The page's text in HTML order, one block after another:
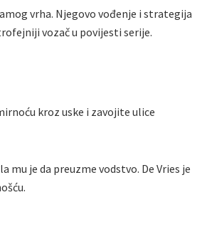
vrha. Njegovo vođenje i strategija
vozač u povijesti serije.
kroz uske i zavojite ulice
mu je da preuzme vodstvo. De Vries je